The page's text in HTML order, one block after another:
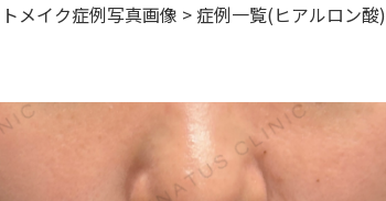
医療脱毛症例一覧
アートメイク症例一覧
ら探す
メイク症例写真画像 >症例一覧(ヒアルロン酸)